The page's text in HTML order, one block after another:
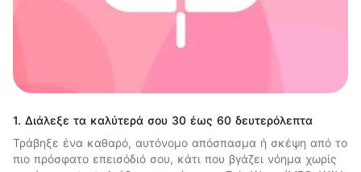
1. Διάλεξε τα καλύτερά σου 30 έως 60 δευτερόλεπτα
Τράβηξε ένα καθαρό, αυτόνομο απόσπασμα ή σκέψη από το
πιο πρόσφατο επεισόδιό σου, κάτι που βγάζει νόημα χωρίς